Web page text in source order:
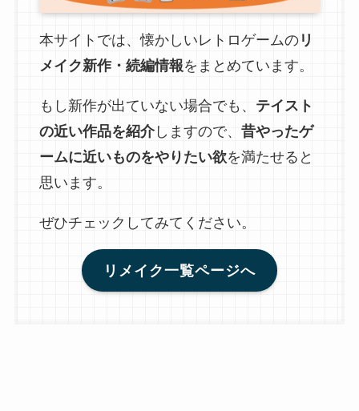
本サイトでは、懐かしいレトロゲームのリ
メイク新作・続編情報をまとめています。
もし新作が出ていない場合でも、 テイスト
の近い作品を紹介しますので、 昔やったゲ
ームに近いものをやりたい欲を満たせると
思います。
ぜひチェックしてみてください。
リメイク一覧ページへ